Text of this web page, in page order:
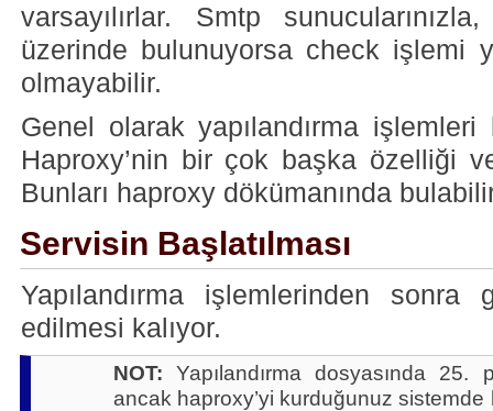
varsayılırlar. Smtp
üzerinde bulunuyorsa check işlemi
olmayabilir.
Genel olarak yapılandırma
Haproxy’nin bir çok başka özelliği
Bunları haproxy dökümanında
Servisin Başlatılması
Yapılandırma işlemlerinden sonra
edilmesi kalıyor.
NOT: Yapılandırma dosyasında 25.
ancak haproxy’yi kurduğunuz